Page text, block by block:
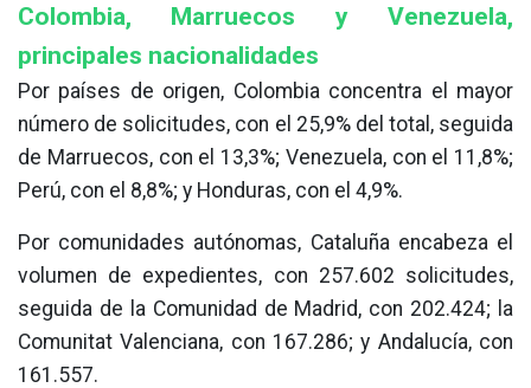
Colombia, Marruecos y Venezuela,
principales nacionalidades
Por países de origen, Colombia concentra el mayor
número de solicitudes, con el 25,9% del total, seguida
de Marruecos, con el 13,3%; Venezuela, con el 11,8%;
Perú, con el 8,8%; y Honduras, con el 4,9%.
Por comunidades autónomas, Cataluña encabeza el
volumen de expedientes, con 257.602 solicitudes,
seguida de la Comunidad de Madrid, con 202.424; la
Comunitat Valenciana, con 167.286; y Andalucía, con
161.557.